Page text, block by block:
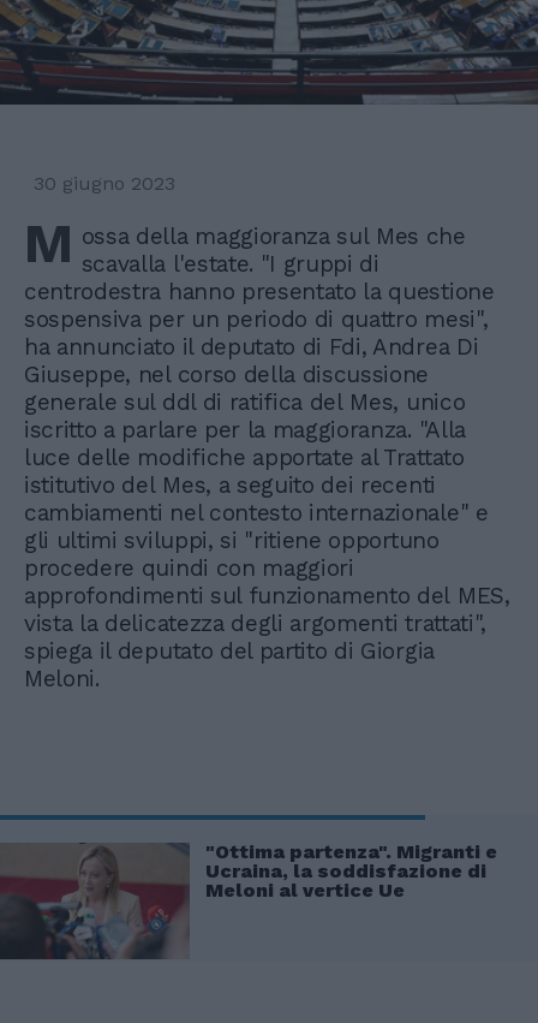
30 giugno 2023
M ossa della maggioranza sul Mes che
scavalla l'estate. "I gruppi di
centrodestra hanno presentato la questione
sospensiva per un periodo di quattro mesi",
ha annunciato il deputato di Fdi, Andrea Di
Giuseppe, nel corso della discussione
generale sul ddl di ratifica del Mes, unico
iscritto a parlare per la maggioranza. "Alla
luce delle modifiche apportate al Trattato
istitutivo del Mes, a seguito dei recenti
cambiamenti nel contesto internazionale" e
gli ultimi sviluppi, si "ritiene opportuno
procedere quindi con maggiori
approfondimenti sul funzionamento del MES,
vista la delicatezza degli argomenti trattati",
spiega il deputato del partito di Giorgia
Meloni.
"Ottima partenza". Migranti e
Ucraina, la soddisfazione di
Meloni al vertice Ue